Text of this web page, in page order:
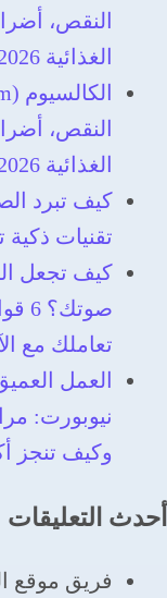
النقص،
الغذائية 2026
النقص،
الغذائية 2026
تقنيات ذكية
كيف تجعل
تعاملك مع
نيوبورت:
وكيف تنجز
أحدث التعليقات
فريق موقع